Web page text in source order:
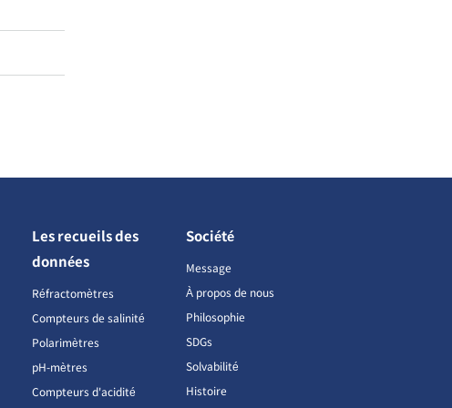
Les recueils des
données
Réfractomètres
Compteurs de salinité
Polarimètres
pH-mètres
Compteurs d'acidité
Société
Message
À propos de nous
Philosophie
SDGs
Solvabilité
Histoire